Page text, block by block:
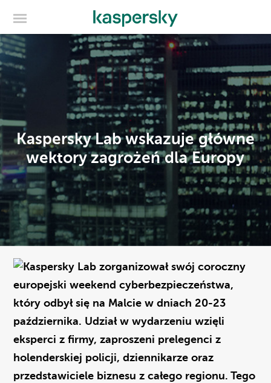
Kaspersky Lab wskazuje główne
wektory zagrożeń dla Europy
Kaspersky Lab zorganizował swój coroczny
europejski weekend cyberbezpieczeństwa,
który odbył się na Malcie w dniach 20-23
października. Udział w wydarzeniu wzięli
eksperci z firmy, zaproszeni prelegenci z
holenderskiej policji, dziennikarze oraz
przedstawiciele biznesu z całego regionu. Tego